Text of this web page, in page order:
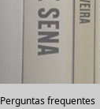
Perguntas frequentes